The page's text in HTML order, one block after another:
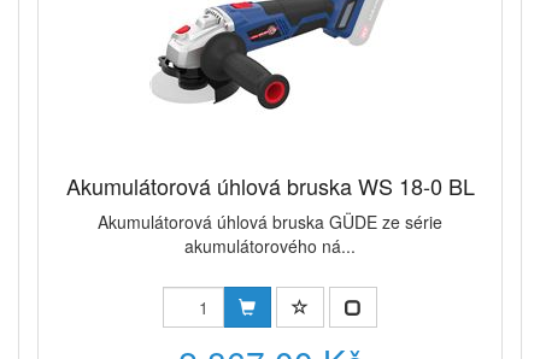
Akumulátorová úhlová bruska WS 18-0 BL
Akumulátorová úhlová bruska GÜDE ze série
akumulátorového ná...